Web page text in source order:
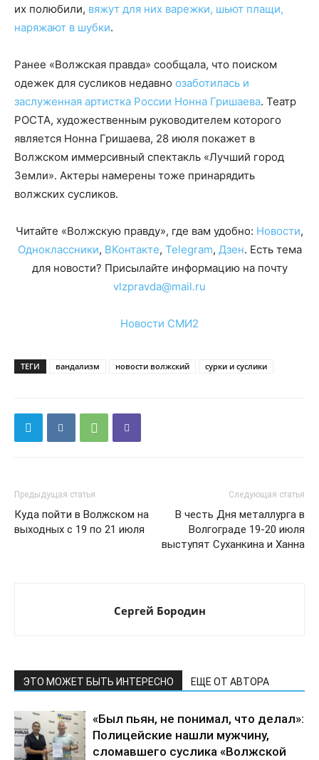
их полюбили, вяжут для них варежки, шьют плащи,
наряжают в шубки.
Ранее «Волжская правда» сообщала, что поиском
одежек для сусликов недавно озаботилась и
заслуженная артистка России Нонна Гришаева. Театр
РОСТА, художественным руководителем которого
является Нонна Гришаева, 28 июля покажет в
Волжском иммерсивный спектакль «Лучший город
Земли». Актеры намерены тоже принарядить
волжских сусликов.
Читайте «Волжскую правду», где вам удобно: Новости,
Одноклассники, ВКонтакте, Telegram, Дзен. Есть тема
для новости? Присылайте информацию на почту
vlzpravda@mail.ru
Новости СМИ2
ТЕГИ вандализм новости волжский сурки и суслики
Предыдущая статья
Куда пойти в Волжском на
выходных с 19 по 21 июля
Следующая статья
В честь Дня металлурга в
Волгограде 19-20 июля
выступят Суханкина и Ханна
Сергей Бородин
ЭТО МОЖЕТ БЫТЬ ИНТЕРЕСНО ЕЩЕ ОТ АВТОРА
«Был пьян, не понимал, что делал»:
Полицейские нашли мужчину,
сломавшего суслика «Волжской